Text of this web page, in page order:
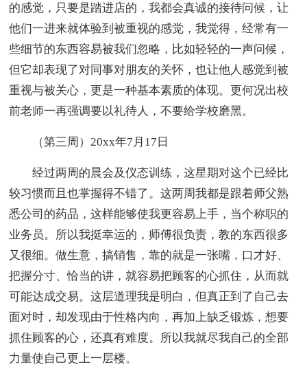
的感觉，只要是踏进店的，我都会真诚的接待问候，让
他们一进来就体验到被重视的感觉，我觉得，经常有一
些细节的东西容易被我们忽略，比如轻轻的一声问候，
但它却表现了对同事对朋友的关怀，也让他人感觉到被
重视与被关心，更是一种基本素质的体现。更何况出校
前老师一再强调要以礼待人，不要给学校磨黑。
（第三周）20xx年7月17日
经过两周的晨会及仪态训练，这星期对这个已经比
较习惯而且也掌握得不错了。这两周我都是跟着师父熟
悉公司的药品，这样能够使我更容易上手，当个称职的
业务员。所以我挺幸运的，师傅很负责，教的东西很多
又很细。做生意，搞销售，靠的就是一张嘴，口才好、
把握分寸、恰当的讲，就容易把顾客的心抓住，从而就
可能达成交易。这层道理我是明白，但真正到了自己去
面对时，却发现由于性格内向，再加上缺乏锻炼，想要
抓住顾客的心，还真有难度。所以我就尽我自己的全部
力量使自己更上一层楼。